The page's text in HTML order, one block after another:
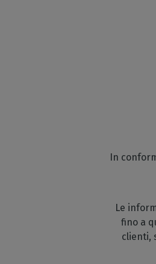
In
Le
fino a
clienti,